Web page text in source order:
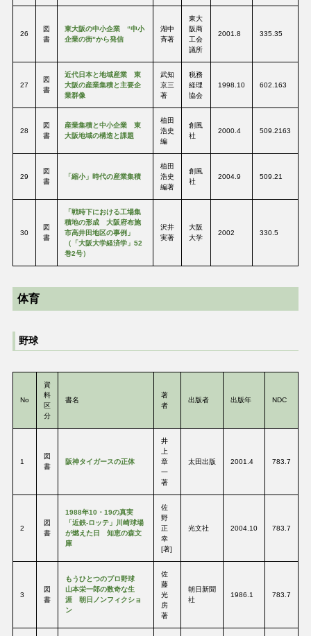
26
図
書
東大阪の中小企業 “中小
企業の街”から発信
湖中
斉著
東大
阪商
工会
議所
2001.8 335.35
27
図
書
近代日本と地域産業 東
大阪の産業集積と主要企
業群像
武知
京三
著
税務
経理
協会
1998.10 602.163
28
図
書
産業集積と中小企業 東
大阪地域の構造と課題
植田
浩史
編
創風
社
2000.4 509.2163
29
図
書
「縮小」時代の産業集積
植田
浩史
編著
創風
社
2004.9 509.21
30
図
書
「戦時下における工場集
積地の形成 大阪府布施
市高井田地区の事例」
（「大阪大学経済学」52
巻2号）
沢井
実著
大阪
大学
2002 330.5
体育
野球
No
資
料
区
分
書名
著
者
出版者 出版年 NDC
1
図
書
阪神タイガースの正体
井
上
章
一
著
太田出版 2001.4 783.7
2
図
書
1988年10・19の真実
「近鉄-ロッテ」川崎球場
が燃えた日 知恵の森文
庫
佐
野
正
幸
[著]
光文社 2004.10 783.7
3
図
書
もうひとつのプロ野球
山本栄一郎の数奇な生
涯 朝日ノンフィクショ
ン
佐
藤
光
房
著
朝日新聞
社
1986.1 783.7